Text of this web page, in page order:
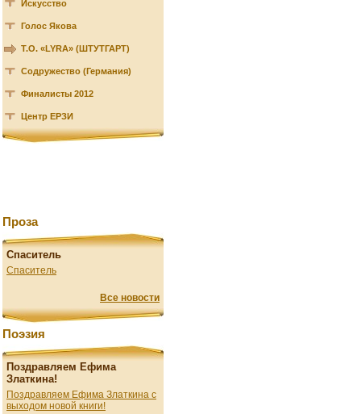
Искусство
Голос Якова
Т.О. «LYRA» (ШТУТГАРТ)
Содружество (Германия)
Финалисты 2012
Центр ЕРЗИ
Проза
Спаситель
Спаситель
Все новости
Поэзия
Поздравляем Ефима
Златкина!
Поздравляем Ефима Златкина с
выходом новой книги!